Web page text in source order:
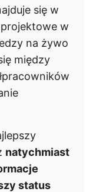
się w
w
na żywo
między
natychmiast
status